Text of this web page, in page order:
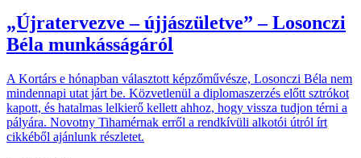
„Újratervezve – újjászületve” – Losonczi
Béla munkásságáról
A Kortárs e hónapban választott képzőművésze, Losonczi Béla nem
mindennapi utat járt be. Közvetlenül a diplomaszerzés előtt sztrókot
kapott, és hatalmas lelkierő kellett ahhoz, hogy vissza tudjon térni a
pályára. Novotny Tihamérnak erről a rendkívüli alkotói útról írt
cikkéből ajánlunk részletet.